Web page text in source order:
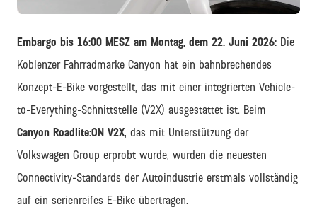
Embargo bis 16:00 MESZ am Montag, dem 22. Juni 2026: Die
Koblenzer Fahrradmarke Canyon hat ein bahnbrechendes
Konzept-E-Bike vorgestellt, das mit einer integrierten Vehicle-
to-Everything-Schnittstelle (V2X) ausgestattet ist. Beim
Canyon Roadlite:ON V2X, das mit Unterstützung der
Volkswagen Group erprobt wurde, wurden die neuesten
Connectivity-Standards der Autoindustrie erstmals vollständig
auf ein serienreifes E-Bike übertragen.